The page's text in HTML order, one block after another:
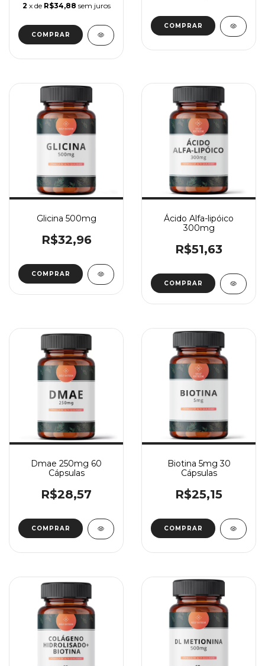
2 x de R$34,88 sem juros
Glicina 500mg
R$32,96
COMPRAR
Ácido Alfa-lipóico
300mg
R$51,63
COMPRAR
Dmae 250mg 60
Cápsulas
R$28,57
Biotina 5mg 30
Cápsulas
R$25,15